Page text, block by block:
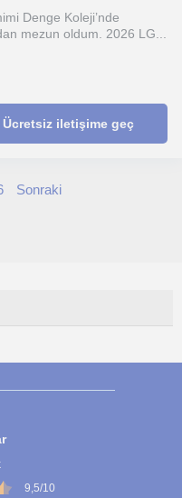
Denge Koleji’nde
mezun oldum. 2026 LG...
Ücretsiz iletişime geç
Sonraki
9,5/10